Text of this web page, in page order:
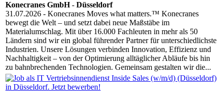
Konecranes GmbH- Düsseldorf
31.07.2026 - Konecranes Moves what matters.™ Konecranes
bewegt die Welt – und setzt dabei neue Maßstäbe im
Materialumschlag. Mit über 16.000 Fachleuten in mehr als 50
Ländern sind wir ein global führender Partner für unterschiedlichste
Industrien. Unsere Lösungen verbinden Innovation, Effizienz und
Nachhaltigkeit – von der Optimierung alltäglicher Abläufe bis hin
zu bahnbrechenden Technologien. Gemeinsam gestalten wir die...